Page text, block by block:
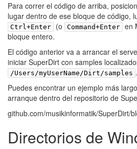
Para correr el código de arriba,
lugar dentro de ese bloque de código,
Ctrl+Enter (o Command+Enter en
bloque entero.
El código anterior va a arrancar el
iniciar SuperDirt con samples
/Users/myUserName/Dirt/samples .
Puedes encontrar un ejemplo más
arranque dentro del repositorio de
github.com/musikinformatik/SuperDirt/
Directorios de